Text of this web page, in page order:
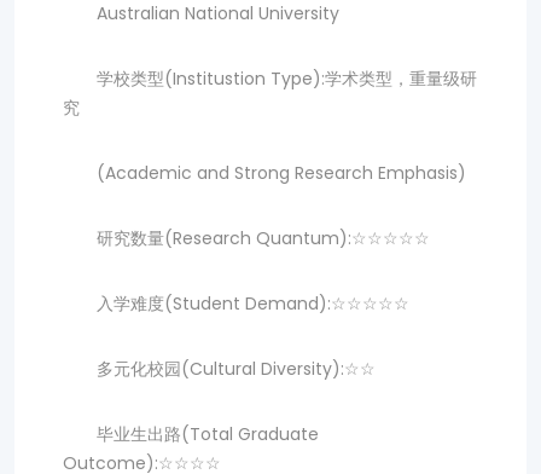
Australian National University
学校类型(Institustion Type):学术类型，重量级研
究
(Academic and Strong Research Emphasis)
研究数量(Research Quantum):☆☆☆☆☆
入学难度(Student Demand):☆☆☆☆☆
多元化校园(Cultural Diversity):☆☆
毕业生出路(Total Graduate
Outcome):☆☆☆☆